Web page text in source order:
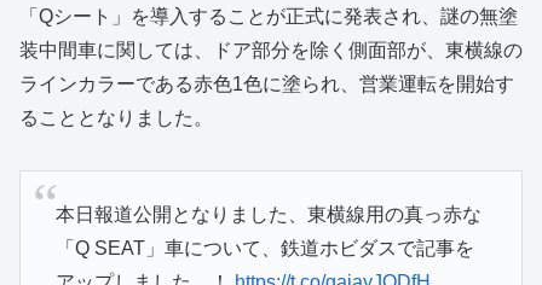
「Qシート」を導入することが正式に発表され、謎の無塗
装中間車に関しては、ドア部分を除く側面部が、東横線の
ラインカラーである赤色1色に塗られ、営業運転を開始す
ることとなりました。
本日報道公開となりました、東横線用の真っ赤な
「Q SEAT」車について、鉄道ホビダスで記事を